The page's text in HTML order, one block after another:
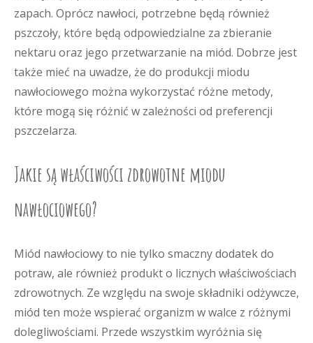
zapach. Oprócz nawłoci, potrzebne będą również
pszczoły, które będą odpowiedzialne za zbieranie
nektaru oraz jego przetwarzanie na miód. Dobrze jest
także mieć na uwadze, że do produkcji miodu
nawłociowego można wykorzystać różne metody,
które mogą się różnić w zależności od preferencji
pszczelarza.
Jakie są właściwości zdrowotne miodu
nawłociowego?
Miód nawłociowy to nie tylko smaczny dodatek do
potraw, ale również produkt o licznych właściwościach
zdrowotnych. Ze względu na swoje składniki odżywcze,
miód ten może wspierać organizm w walce z różnymi
dolegliwościami. Przede wszystkim wyróżnia się